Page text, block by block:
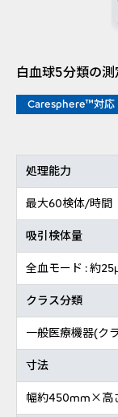
白血球5分類の
Caresphere™対応
処理能力
最大60検体/時間
吸引検体量
全血モード : 約
クラス分類
一般医療機器(ク
寸法
幅約450mm×高